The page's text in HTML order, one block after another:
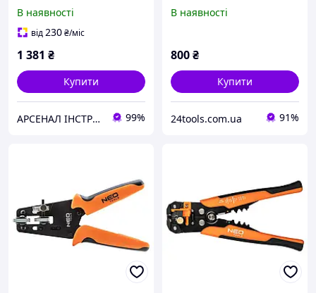
В наявності
від230₴/міс
1 381 ₴
Купити
АРСЕНАЛ ІНСТРУМЕНТА 99%
NEO Tools 01-540
В наявності
800₴
Купити
24tools.com.ua 91%